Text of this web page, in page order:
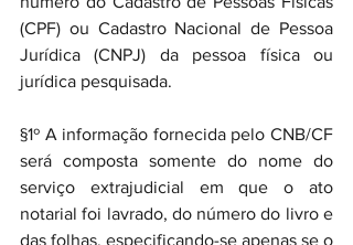
(CPF) ou Cadastro Nacional de Pessoa
Jurídica (CNPJ) da pessoa física ou
jurídica pesquisada.
§1º A informação fornecida pelo CNB/CF
será composta somente do nome do
serviço extrajudicial em que o ato
notarial foi lavrado, do número do livro e
das folhas, especificando-se apenas se o